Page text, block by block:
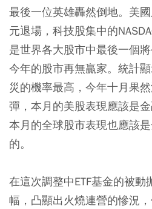
最後一位英雄轟然倒地。美
元退場，科技股集中的
是世界各大股市中最後一個
今年的股市再無贏家。統計
災的機率最高，今年十月果
彈，本月的美股表現應該是
本月的全球股市表現也應該
的。
在這次調整中ETF基金的被動
幅，凸顯出火燒連營的慘況